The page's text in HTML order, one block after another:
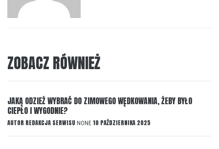
ZOBACZ RÓWNIEŻ
JAKĄ ODZIEŻ WYBRAĆ DO ZIMOWEGO WĘDKOWANIA, ŻEBY BYŁO
CIEPŁO I WYGODNIE?
AUTOR REDAKCJA SERWISU NONE 10 PAŹDZIERNIKA 2025